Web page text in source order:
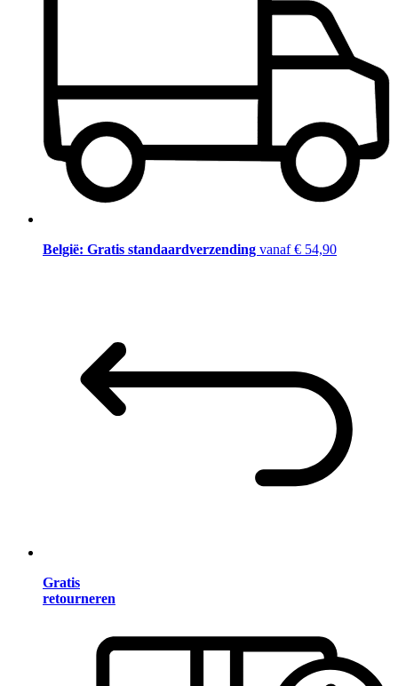
België: Gratis standaardverzending vanaf € 54,90
Gratis
retourneren